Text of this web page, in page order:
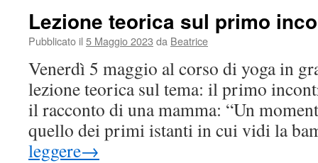
Lezione teorica sul primo
Pubblicato il 5 Maggio 2023 da Beatrice
Venerdì 5 maggio al corso di yoga in
lezione teorica sul tema: il primo
il racconto di una mamma: “Un
quello dei primi istanti in cui vidi la
leggere→